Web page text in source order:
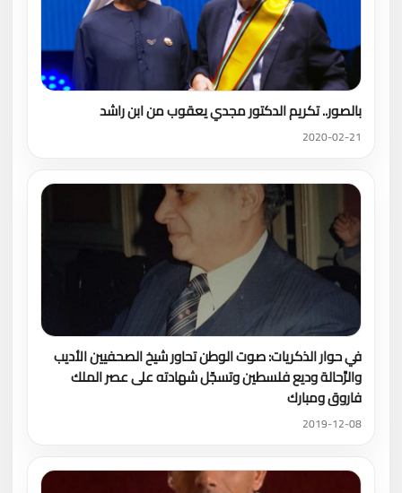
بالصور.. تكريم الدكتور مجدي يعقوب من ابن راشد
2020-02-21
في حوار الذكريات: صوت الوطن تحاور شيخ الصحفيين الأديب
والرَّحالة وديع فلسطين وتسجّل شهادته على عصر الملك
فاروق ومبارك
2019-12-08